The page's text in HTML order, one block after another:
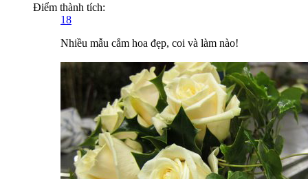
Điểm thành tích:
18
Nhiều mẫu cắm hoa đẹp, coi và làm nào!